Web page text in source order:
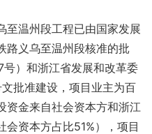
至温州段工程已由国家发展
路义乌至温州段核准的批
）和浙江省发展和改革委
批准建设，项目业主为百
资金来自社会资本方和浙江
资本方占比51%），项目